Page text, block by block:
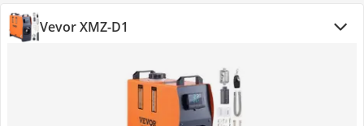
Vevor ‎XMZ-D1